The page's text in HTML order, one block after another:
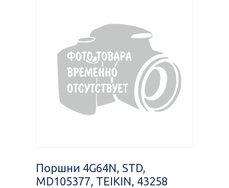
Поршни 4G64N, STD,
MD105377, TEIKIN, 43258